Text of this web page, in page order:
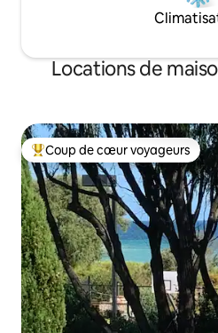
Locations de
Coups de cœur voyageurs les
Coup de cœur voyageurs